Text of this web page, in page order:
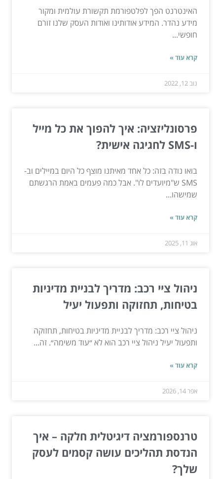
האינטרנט הפך לפלטפורמת תקשורת עולמית ומקור
מידע נהדר. המידע אודותינו ואודות העסק שלנו זורם
חופשי...
קרא עוד »
נוב 12, 2022
פרסונליזציה: איך להפוך את כל מייל
ו-SMS לחגיגה אישית?
בואו נודה בזה: כל אחד מאיתנו מוצף כל היום במיילים וב-
SMS ש"מיועדים לו". אבל כמה פעמים באמת הרגשתם
שמישהו...
קרא עוד »
אוג 11, 2025
ניהול ציי רכב: מדריך לבניית מדיניות
בטיחות, תחזוקה ותפעול יעיל
ניהול ציי רכב: מדריך לבניית מדיניות בטיחות, תחזוקה
ותפעול יעיל ניהול ציי רכב הוא לא ״עוד משימה״. זה...
קרא עוד »
אפר 14, 2026
טרנספורמציה דיגיטלית חלקה – איך
הנדסת תהליכים עושה קסמים לעסק
שלך?